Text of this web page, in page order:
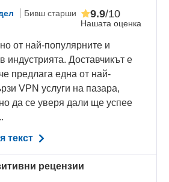
Бивш старши
Нашата оценка
9.9/10
от най-популярните и
индустрията. Доставчикът е
предлага една от най-
VPN услуги на пазара,
да се уверя дали ще успее
текст
рецензии